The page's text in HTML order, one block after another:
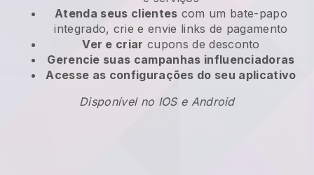
Atenda seus clientes com um bate-papo
integrado, crie e envie links de pagamento
Ver e criar cupons de desconto
Gerencie suas campanhas influenciadoras
Acesse as configurações do seu aplicativo
Disponível no IOS e Android